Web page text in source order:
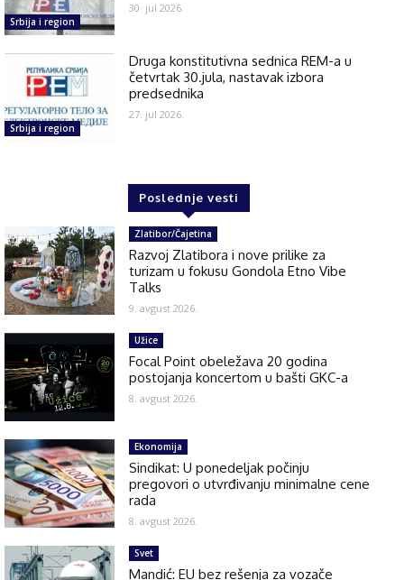
Srbija i region
30. jul 2026.
Srbija i region
Druga konstitutivna sednica REM-a u
četvrtak 30.jula, nastavak izbora
predsednika
27. jul 2026.
Poslednje vesti
Zlatibor/Čajetina
Razvoj Zlatibora i nove prilike za
turizam u fokusu Gondola Etno Vibe
Talks
9. avgust 2026.
Užice
Focal Point obeležava 20 godina
postojanja koncertom u bašti GKC-a
8. avgust 2026.
Ekonomija
Sindikat: U ponedeljak počinju
pregovori o utvrđivanju minimalne cene
rada
8. avgust 2026.
Svet
Mandić: EU bez rešenja za vozače